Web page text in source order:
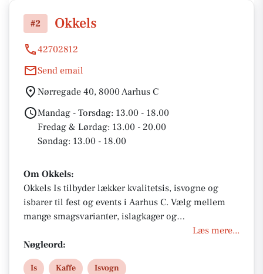
#2 Okkels
42702812
Send email
Nørregade 40, 8000 Aarhus C
Mandag - Torsdag: 13.00 - 18.00
Fredag & Lørdag: 13.00 - 20.00
Søndag: 13.00 - 18.00
Om Okkels:
Okkels Is tilbyder lækker kvalitetsis, isvogne og
isbarer til fest og events i Aarhus C. Vælg mellem
mange smagsvarianter, islagkager og
skræddersyede løsninger til dit arrengement. Perfekt
til enhver fest med nem booking, levering og fokus
på bæredygtighed og smagsoplevelser.
Læs mere...
Nøgleord:
Is Kaffe Isvogn